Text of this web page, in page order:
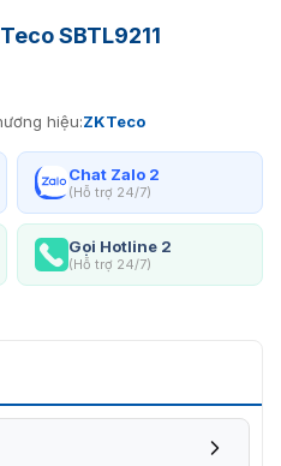
SBTL9211
hiệu:ZKTeco
Chat Zalo 2
(Hỗ trợ 24/7)
Gọi Hotline 2
(Hỗ trợ 24/7)